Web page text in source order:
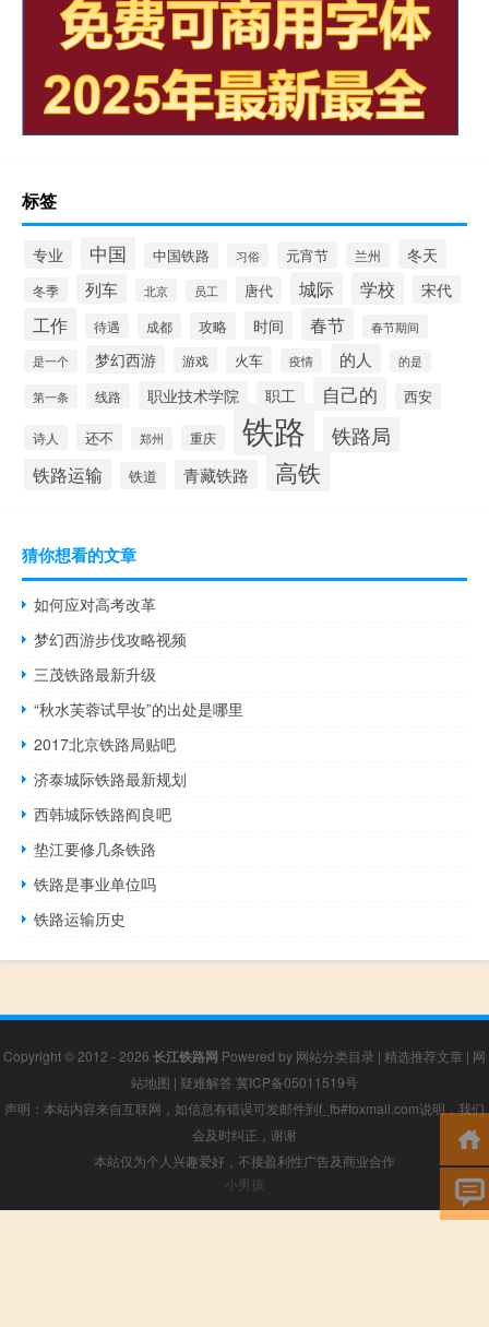
标签
专业 中国 中国铁路 习俗 元宵节 兰州 冬天
冬季 列车 北京 员工 唐代 城际 学校 宋代
工作 待遇 成都 攻略 时间 春节 春节期间
是一个 梦幻西游 游戏 火车 疫情 的人 的是
第一条 线路 职业技术学院 职工 自己的 西安
诗人 还不 郑州 重庆 铁路 铁路局
铁路运输 铁道 青藏铁路 高铁
猜你想看的文章
如何应对高考改革
梦幻西游步伐攻略视频
三茂铁路最新升级
“秋水芙蓉试早妆”的出处是哪里
2017北京铁路局贴吧
济泰城际铁路最新规划
西韩城际铁路阎良吧
垫江要修几条铁路
铁路是事业单位吗
铁路运输历史
Copyright © 2012 - 2026 长江铁路网 Powered by 网站分类目录 | 精选推荐文章 | 网
站地图 | 疑难解答 冀ICP备05011519号
声明：本站内容来自互联网，如信息有错误可发邮件到f_fb#foxmail.com说明，我们
会及时纠正，谢谢
本站仅为个人兴趣爱好，不接盈利性广告及商业合作
小男孩